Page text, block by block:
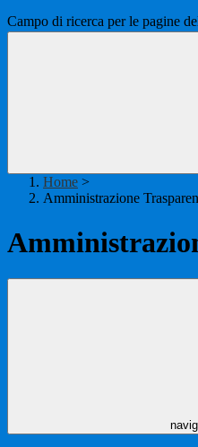
Campo di ricerca per le pagine
Home >
Amministrazione